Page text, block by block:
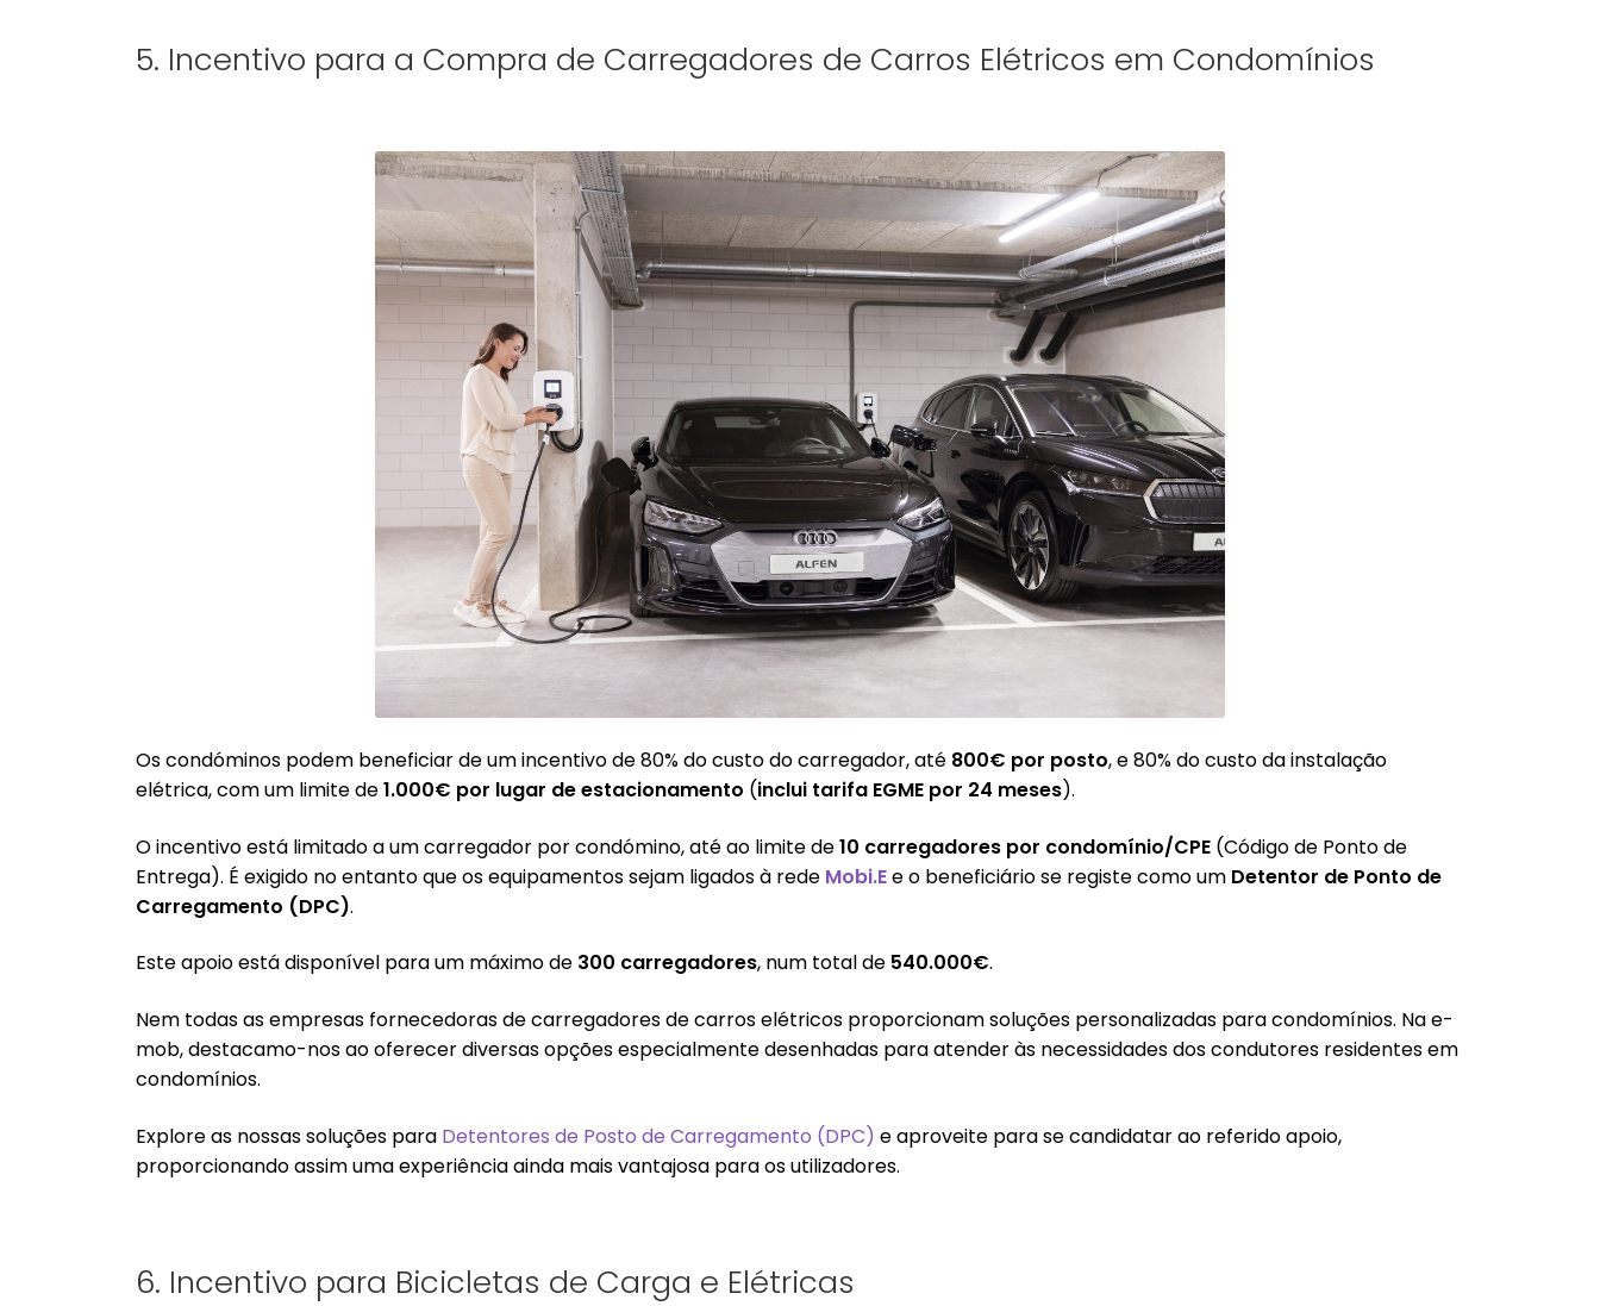
5. Incentivo para a Compra de Carregadores de Carros Elétricos em Condomínios
Os condóminos podem beneficiar de um incentivo de 80% do custo do carregador, até 800€ por posto, e 80% do custo da instalação
elétrica, com um limite de1.000€ por lugar de estacionamento (inclui tarifa EGME por 24 meses).
O incentivo está limitado a um carregador por condómino, até ao limite de10 carregadores por condomínio/CPE (Código de Ponto de
Entrega). É exigido no entanto que os equipamentos sejam ligados à rede Mobi.Ee o beneficiário se registe como um Detentor de Ponto de
Carregamento (DPC).
Este apoio está disponível para um máximo de 300 carregadores, num total de 540.000€.
Nem todas as empresas fornecedoras de carregadores de carros elétricos proporcionam soluções personalizadas para condomínios. Na e-
mob, destacamo-nos ao oferecer diversas opções especialmente desenhadas para atender às necessidades dos condutores residentes em
condomínios.
Explore as nossas soluções para Detentores de Posto de Carregamento (DPC) e aproveite para se candidatar ao referido apoio,
proporcionando assim uma experiência ainda mais vantajosa para os utilizadores.
6. Incentivo para Bicicletas de Carga e Elétricas